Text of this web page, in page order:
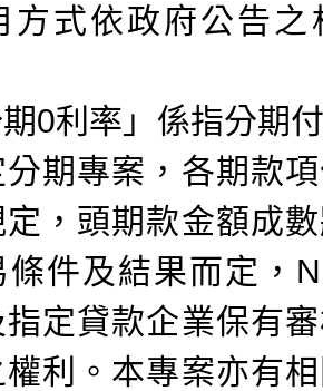
方式依政府公告之
期0利率」係指分期
期專案，各期款
，頭期款金額成
條件及結果而定，
定貸款企業保有
利。本專案亦有